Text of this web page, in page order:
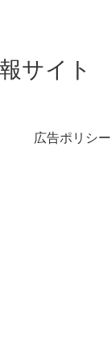
サイト
広告ポリシー